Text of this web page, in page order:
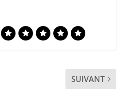
SUIVANT